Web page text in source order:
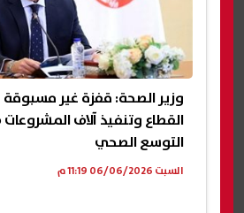
وزير الصحة: قفزة غير مسبوقة
القطاع وتنفيذ آلاف
التوسع الصحي
السبت 06/06/2026 11:19 م